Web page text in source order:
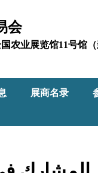
会
农业展览馆11号馆（
展商名录